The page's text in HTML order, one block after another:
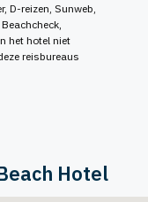
D-reizen, Sunweb,
het hotel niet
reisbureaus
Hotel